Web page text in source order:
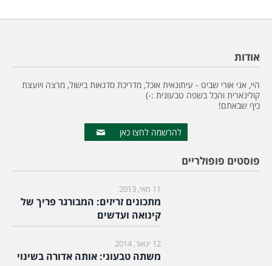
אודות
היי, אני אורי שביט - עיתונאית אוכל, מדריכת סדנאות בישול, מרצה ויועצת
קולינארית והכל בשפה טבעונית :-)
כיף שבאתם!
להרשמה לחצו כאן
פוסטים פופולריים
11 מאי, 2013
מתכונים זריזים: המבורגר פריך של
קינואה ועדשים
12 ינואר, 2014
משתה טבעוני: אותה אדורה בשינוי